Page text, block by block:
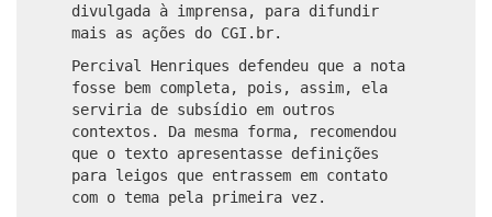
divulgada à imprensa, para difundir
mais as ações do CGI.br.
Percival Henriques defendeu que a nota
fosse bem completa, pois, assim, ela
serviria de subsídio em outros
contextos. Da mesma forma, recomendou
que o texto apresentasse definições
para leigos que entrassem em contato
com o tema pela primeira vez.